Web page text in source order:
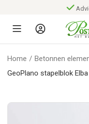
Advies,
Home / Betonnen
GeoPlano stapelblok